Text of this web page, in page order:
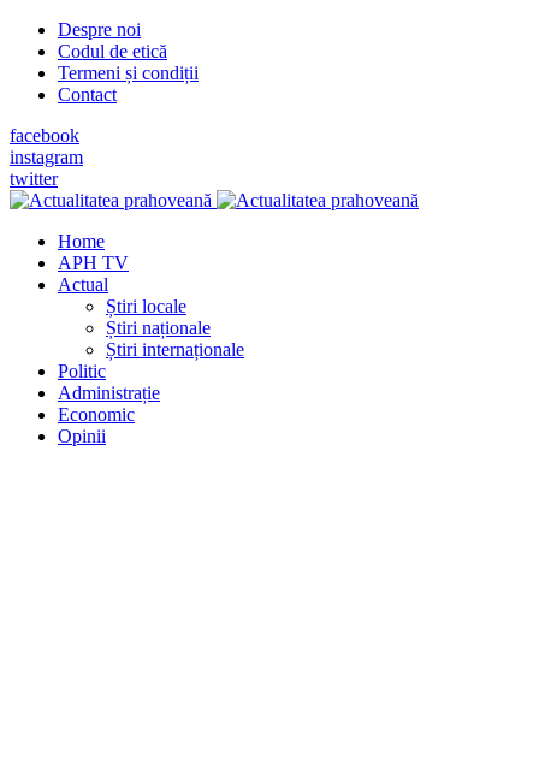
Despre noi
Codul de etică
Termeni și condiții
Contact
facebook
instagram
twitter
Home
APH TV
Actual
Știri locale
Știri naționale
Știri internaționale
Politic
Administrație
Economic
Opinii